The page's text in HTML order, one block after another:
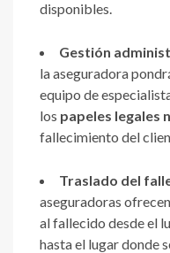
disponibles.
Gestión
la aseguradora
equipo de
los papeles legales
fallecimiento del
Traslado del
aseguradoras
al fallecido desde el
hasta el lugar donde